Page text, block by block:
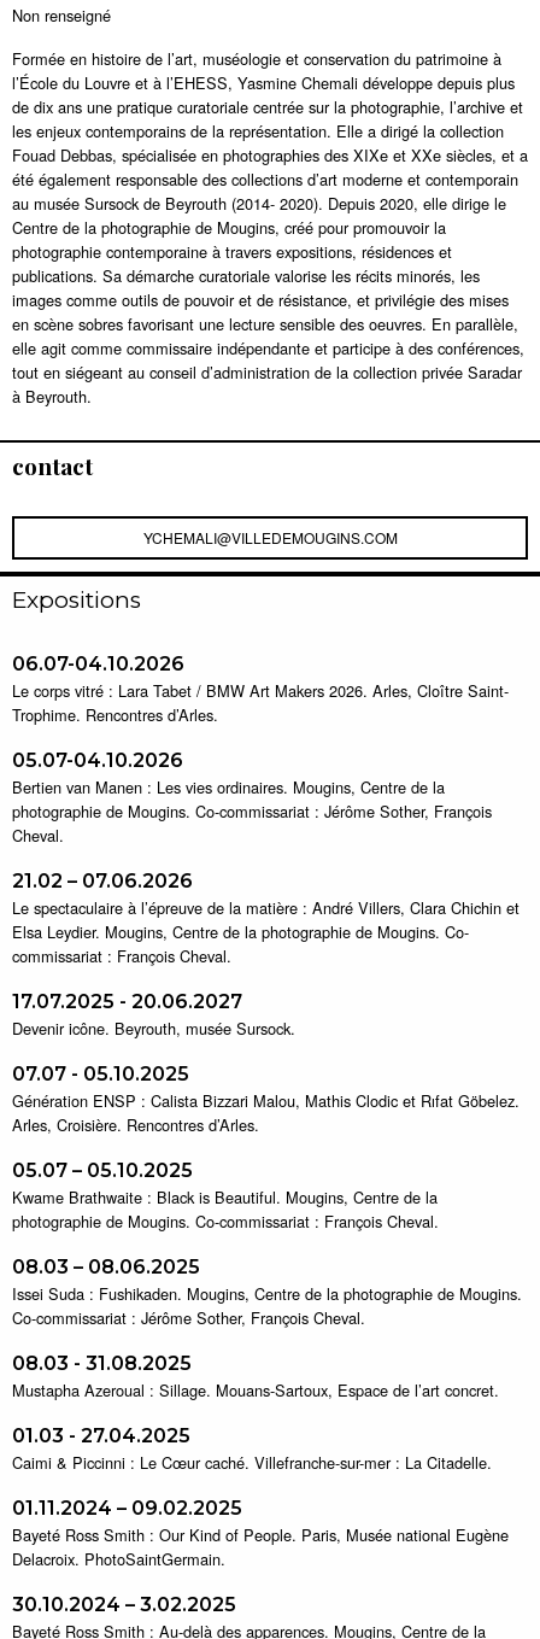
Non renseigné
Formée en histoire de l’art, muséologie et conservation du patrimoine à
l’École du Louvre et à l’EHESS, Yasmine Chemali développe depuis plus
de dix ans une pratique curatoriale centrée sur la photographie, l’archive et
les enjeux contemporains de la représentation. Elle a dirigé la collection
Fouad Debbas, spécialisée en photographies des XIXe et XXe siècles, et a
été également responsable des collections d’art moderne et contemporain
au musée Sursock de Beyrouth (2014- 2020). Depuis 2020, elle dirige le
Centre de la photographie de Mougins, créé pour promouvoir la
photographie contemporaine à travers expositions, résidences et
publications. Sa démarche curatoriale valorise les récits minorés, les
images comme outils de pouvoir et de résistance, et privilégie des mises
en scène sobres favorisant une lecture sensible des oeuvres. En parallèle,
elle agit comme commissaire indépendante et participe à des conférences,
tout en siégeant au conseil d’administration de la collection privée Saradar
à Beyrouth.
contact
YCHEMALI@VILLEDEMOUGINS.COM
Expositions
06.07-04.10.2026
Le corps vitré : Lara Tabet / BMW Art Makers 2026. Arles, Cloître Saint-
Trophime. Rencontres d’Arles.
05.07-04.10.2026
Bertien van Manen : Les vies ordinaires. Mougins, Centre de la
photographie de Mougins. Co-commissariat : Jérôme Sother, François
Cheval.
21.02 – 07.06.2026
Le spectaculaire à l’épreuve de la matière : André Villers, Clara Chichin et
Elsa Leydier. Mougins, Centre de la photographie de Mougins. Co-
commissariat : François Cheval.
17.07.2025 - 20.06.2027
Devenir icône. Beyrouth, musée Sursock.
07.07 - 05.10.2025
Génération ENSP : Calista Bizzari Malou, Mathis Clodic et Rıfat Göbelez.
Arles, Croisière. Rencontres d’Arles.
05.07 – 05.10.2025
Kwame Brathwaite : Black is Beautiful. Mougins, Centre de la
photographie de Mougins. Co-commissariat : François Cheval.
08.03 – 08.06.2025
Issei Suda : Fushikaden. Mougins, Centre de la photographie de Mougins.
Co-commissariat : Jérôme Sother, François Cheval.
08.03 - 31.08.2025
Mustapha Azeroual : Sillage. Mouans-Sartoux, Espace de l’art concret.
01.03 - 27.04.2025
Caimi & Piccinni : Le Cœur caché. Villefranche-sur-mer : La Citadelle.
01.11.2024 – 09.02.2025
Bayeté Ross Smith : Our Kind of People. Paris, Musée national Eugène
Delacroix. PhotoSaintGermain.
30.10.2024 – 3.02.2025
Bayeté Ross Smith : Au-delà des apparences. Mougins, Centre de la